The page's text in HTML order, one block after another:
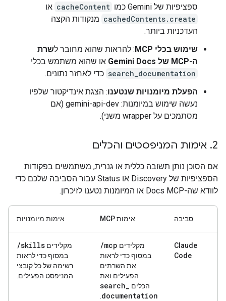
ספציפיות של Gemini כמו
cacheContent או
cachedContents.create מנקודות הקצה
העדכניות ביותר.
שימוש בכלי MCP
: להראות שהוא מחובר לשרת
ה-MCP של Gemini Docs
או שהוא משתמש בכלי
search_documentation כדי לאחזר נתונים.
הפעלת מיומנויות שנטענו: הצגת אינדיקטור שלפיו
נעשה שימוש במיומנות: gemini-api-dev (אם
מסתמכים על wrapper משני).
2
. אימות המניפסטים והכלים
אם הסוכן נותן תשובה כללית או גנרית, משתמשים בפקודות
הספציפיות של Discovery או Status עבור הסביבה שלכם כדי
לוודא שה-Docs MCP או המיומנות נטענו לזיכרון.
סביבה אימות MCP אימות מיומנויות
Claude
Code
מקלידים /mcp
במסוף כדי לראות
את השרתים
הפעילים ואת
הכלים
search_
documentation
מקלידים /skills
במסוף כדי לראות
רשימה של כל קובצי
המניפסט הפעילים.